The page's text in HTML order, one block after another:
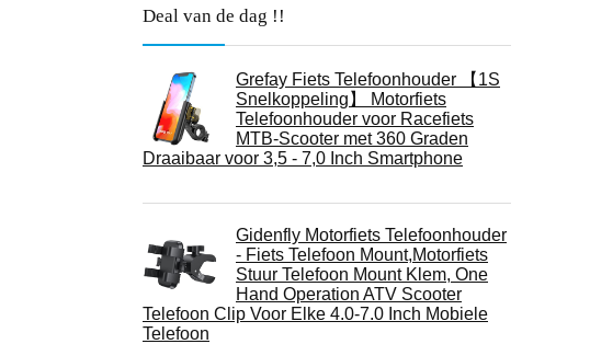
Deal van de dag !!
Grefay Fiets Telefoonhouder 【1S
Snelkoppeling】 Motorfiets
Telefoonhouder voor Racefiets
MTB-Scooter met 360 Graden
Draaibaar voor 3,5 - 7,0 Inch Smartphone
Gidenfly Motorfiets Telefoonhouder
- Fiets Telefoon Mount,Motorfiets
Stuur Telefoon Mount Klem, One
Hand Operation ATV Scooter
Telefoon Clip Voor Elke 4.0-7.0 Inch Mobiele
Telefoon